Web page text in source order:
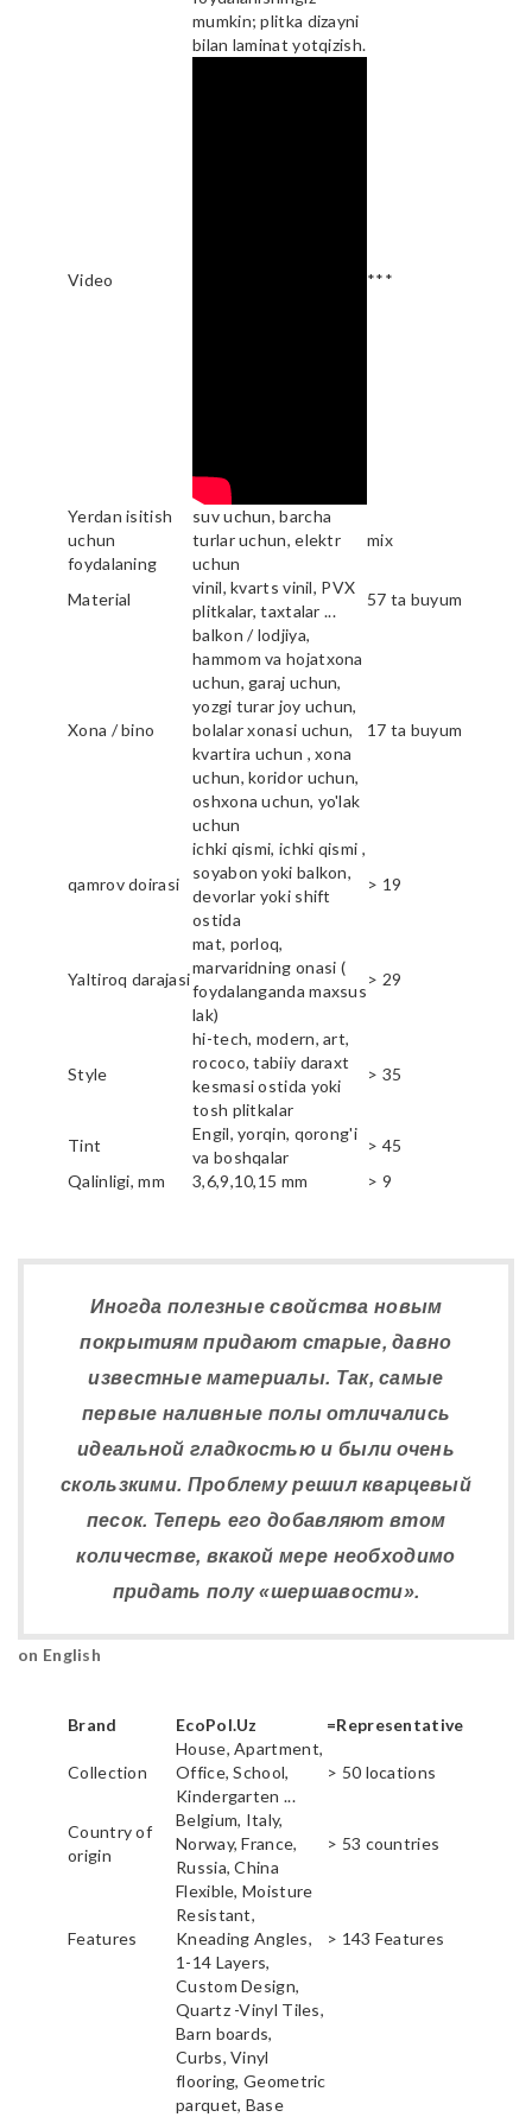
mumkin; plitka dizayni
bilan laminat yotqizish.
Video ***
Yerdan isitish
uchun
foydalaning
suv uchun, barcha
turlar uchun, elektr
uchun
mix
Material
vinil, kvarts vinil, PVX
plitkalar, taxtalar ...
57 ta buyum
Xona / bino
balkon / lodjiya,
hammom va hojatxona
uchun, garaj uchun,
yozgi turar joy uchun,
bolalar xonasi uchun,
kvartira uchun , xona
uchun, koridor uchun,
oshxona uchun, yo'lak
uchun
17 ta buyum
qamrov doirasi
ichki qismi, ichki qismi ,
soyabon yoki balkon,
devorlar yoki shift
ostida
> 19
Yaltiroq darajasi
mat, porloq,
marvaridning onasi (
foydalanganda maxsus
lak)
> 29
Style
hi-tech, modern, art,
rococo, tabiiy daraxt
kesmasi ostida yoki
tosh plitkalar
> 35
Tint
Engil, yorqin, qorong'i
va boshqalar
> 45
Qalinligi, mm
3,6,9,10,15 mm > 9
Иногда полезные свойства новым
покрытиям придают старые, давно
известные материалы. Так, самые
первые наливные полы отличались
идеальной гладкостью и были очень
скользкими. Проблему решил кварцевый
песок. Теперь его добавляют втом
количестве, вкакой мере необходимо
придать полу «шершавости».
on English
Brand EcoPol.Uz =Representative
Collection
House, Apartment,
Office, School,
Kindergarten ...
> 50 locations
Country of
origin
Belgium, Italy,
Norway, France,
Russia, China
> 53 countries
Features
Flexible, Moisture
Resistant,
Kneading Angles,
1-14 Layers,
Custom Design,
> 143 Features
Quartz -Vinyl Tiles,
Barn boards,
Curbs, Vinyl
flooring, Geometric
parquet, Base